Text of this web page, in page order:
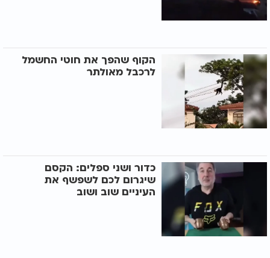
הקוף שהפך את חוטי החשמל
לרכבל מאולתר
כדור ושני ספלים: הקסם
שיגרום לכם לשפשף את
העיניים שוב ושוב